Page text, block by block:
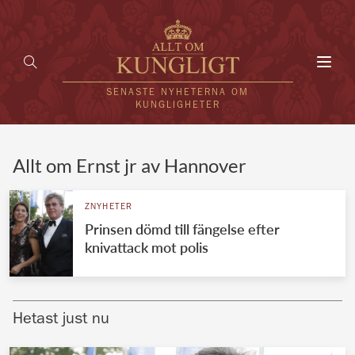
SENASTE NYHETERNA OM
KUNGLIGHETER
UTLÄNDSKT
VÄRLDENS KUNGAHUS
Brittiska kungahuset
Allt om Ernst jr av Hannover
ZNYHETER
Prinsen dömd till fängelse efter
knivattack mot polis
Hetast just nu